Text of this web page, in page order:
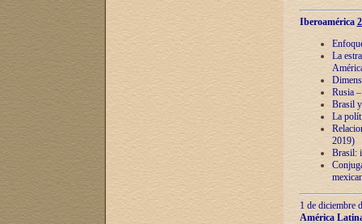
Iberoamérica
La
Rusia
Brasil
La
2019)
Brasil:
1 de diciembre
América